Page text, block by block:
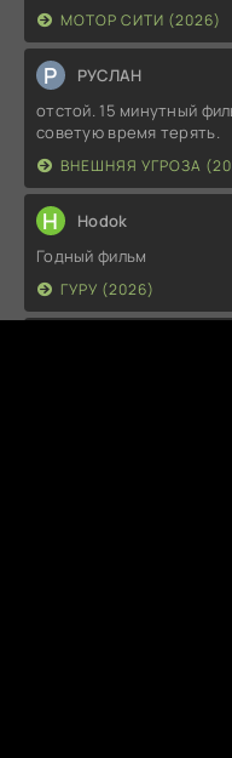
МОТОР СИТИ (2026)
Р РУСЛАН
отстой. 15 минутный
советую время терять.
ВНЕШНЯЯ УГРОЗА
H Hodok
Годный фильм
ГУРУ (2026)